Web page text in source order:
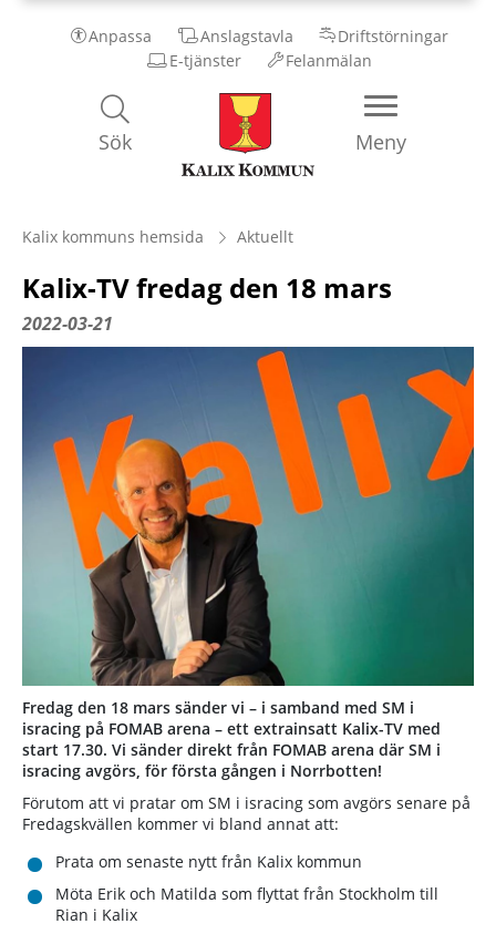
Anpassa Anslagstavla
Driftstörningar
E-tjänster
Felanmälan
Kalix
Kommun
Meny
Sök
Kalix kommuns hemsida Aktuellt
Kalix-TV fredag den 18 mars
2022-03-21
Fredag den 18 mars sänder vi – i samband med SM i
isracing på FOMAB arena – ett extrainsatt Kalix-TV med
start 17.30. Vi sänder direkt från FOMAB arena där SM i
isracing avgörs, för första gången i Norrbotten!
Förutom att vi pratar om SM i isracing som avgörs senare på
Fredagskvällen kommer vi bland annat att:
Prata om senaste nytt från Kalix kommun
Möta Erik och Matilda som flyttat från Stockholm till
Rian i Kalix